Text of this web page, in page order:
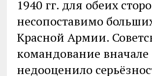
1940 гг. для обеих
несопоставимо
Красной Армии.
командование вначале
недооценило